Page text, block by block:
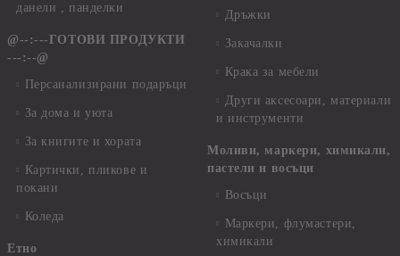
данели , панделки
@--:---ГОТОВИ ПРОДУКТИ
---:--@
Персанализирани подаръци
За дома и уюта
За книгите и хората
Картички, пликове и
покани
Коледа
Етно
Дръжки
Закачалки
Крака за мебели
Други аксесоари, материали
и инструменти
Моливи, маркери, химикали,
пастели и восъци
Восъци
Маркери, флумастери,
химикали